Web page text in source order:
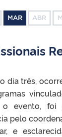
MAR ABR
dia três,
o evento, foi
pelo
e